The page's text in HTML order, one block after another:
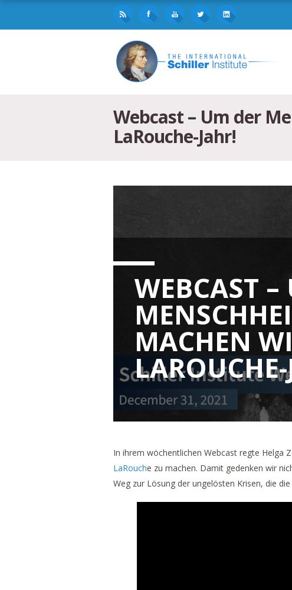
Webcast – Um der
LaRouche-Jahr!
WEBCAST –
MACHEN
In ihrem wöchentlichen Webcast regte Helga
LaRouche zu machen. Damit gedenken wir
Weg zur Lösung der ungelösten Krisen, die